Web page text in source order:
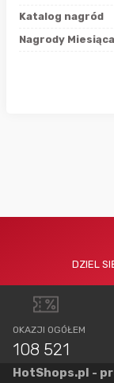
Katalog nagród
Nagrody
DZIEL
OKAZJI OGÓŁEM
108 521
HotShops.pl -